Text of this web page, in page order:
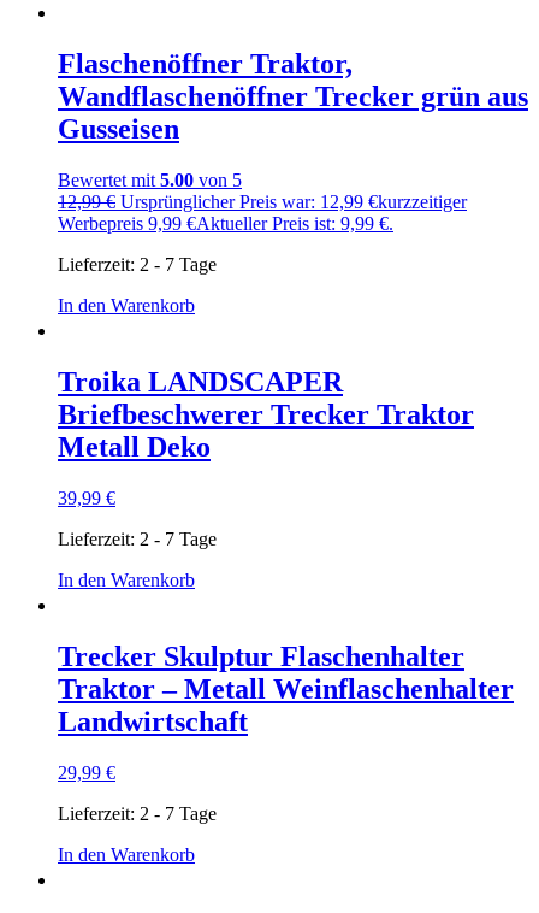
Flaschenöffner Traktor,
Wandflaschenöffner Trecker grün aus
Gusseisen
Bewertet mit 5.00 von 5
12,99€ Ursprünglicher Preis war: 12,99 €kurzzeitiger
Werbepreis 9,99 €Aktueller Preis ist: 9,99 €.
Lieferzeit: 2 - 7 Tage
In den Warenkorb
Troika LANDSCAPER
Briefbeschwerer Trecker Traktor
Metall Deko
39,99 €
Lieferzeit: 2 - 7 Tage
In den Warenkorb
Trecker Skulptur Flaschenhalter
Traktor – Metall Weinflaschenhalter
Landwirtschaft
29,99 €
Lieferzeit: 2 - 7 Tage
In den Warenkorb